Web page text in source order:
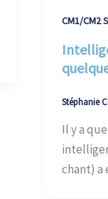
CM1/CM2
Stéphanie
Il y a
chant) a